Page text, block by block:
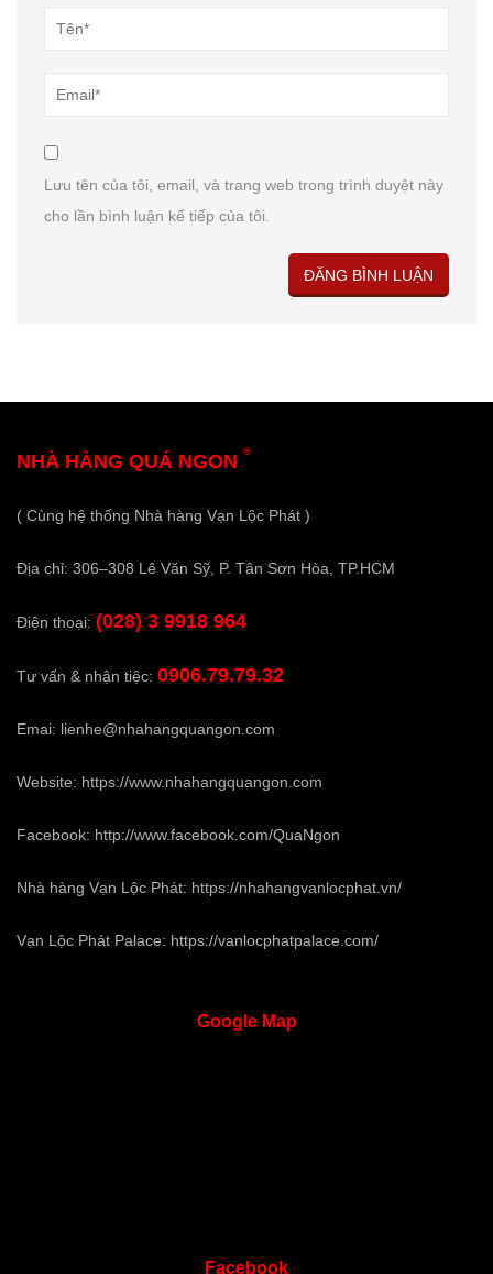
Lưu tên của tôi, email, và trang web trong trình duyệt này
cho lần bình luận kế tiếp của tôi.
NHÀ HÀNG QUÁ NGON ®
( Cùng hệ thống Nhà hàng Vạn Lộc Phát )
Địa chỉ: 306–308 Lê Văn Sỹ, P. Tân Sơn Hòa, TP.HCM
Điện thoại: (028) 3 9918 964
Tư vấn & nhận tiệc: 0906.79.79.32
Emai: lienhe@nhahangquangon.com
Website: https://www.nhahangquangon.com
Facebook: http://www.facebook.com/QuaNgon
Nhà hàng Vạn Lộc Phát: https://nhahangvanlocphat.vn/
Vạn Lộc Phát Palace: https://vanlocphatpalace.com/
GoogleMap
Facebook